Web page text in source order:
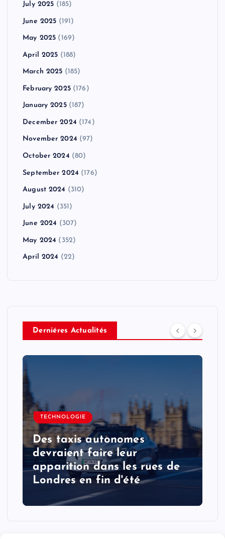
July 2025 (185)
June 2025 (191)
May 2025 (169)
April 2025 (188)
March 2025 (185)
February 2025(176)
January 2025(187)
December 2024 (174)
November 2024 (97)
October 2024 (80)
September 2024 (176)
August 2024 (310)
July 2024 (351)
June 2024 (307)
May 2024 (352)
April 2024 (22)
Derniéres Actualités
TECHNOLOGIE
Des taxis autonomes
devraient faire leur
apparition dans les rues de
Londres en fin d'été